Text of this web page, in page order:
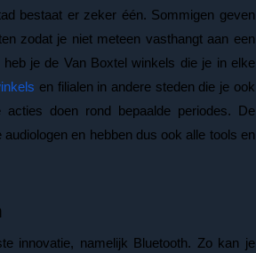
bestaat er zeker één. Sommigen geven
zodat je niet meteen vasthangt aan een
je de Van Boxtel winkels die je in elke
en filialen in andere steden die je ook
doen rond bepaalde periodes. De
en hebben dus ook alle tools en
innovatie, namelijk Bluetooth. Zo kan je